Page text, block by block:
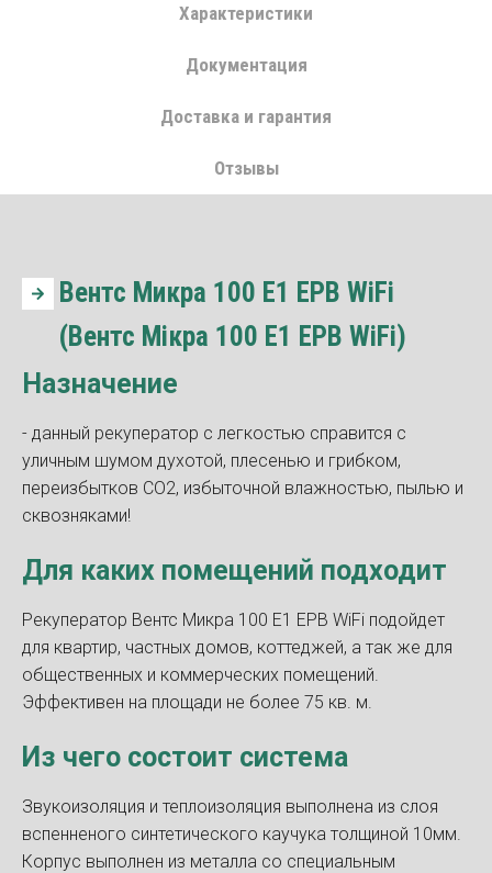
Характеристики
Документация
Доставка и гарантия
Отзывы
Вентс Микра 100 Е1 ЕРВ WiFi
(Вентс Мікра 100 Е1 ЕРВ WiFi)
Назначение
- данный рекуператор с легкостью справится с
уличным шумом духотой, плесенью и грибком,
переизбытков СО2, избыточной влажностью, пылью и
сквозняками!
Для каких помещений подходит
Рекуператор Вентс Микра 100 Е1 ЕРВ WiFi подойдет
для квартир, частных домов, коттеджей, а так же для
общественных и коммерческих помещений.
Эффективен на площади не более 75 кв. м.
Из чего состоит система
Звукоизоляция и теплоизоляция выполнена из слоя
вспенненого синтетического каучука толщиной 10мм.
Корпус выполнен из металла со специальным